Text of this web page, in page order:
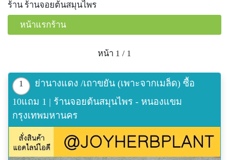
ร้าน ร้านจอยต้นสมุนไพร
หน้าแรกร้าน
หน้า 1 / 1
1
ย่านางแดง /เถาขยัน (เพาะจากเมล็ด) ซื้อ
10แถม 1 | ร้านจอยต้นสมุนไพร - หนองแขม
กรุงเทพมหานคร